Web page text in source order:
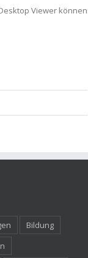
Viewer können
Bildung